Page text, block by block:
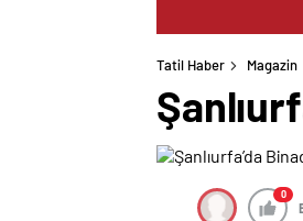
Tatil Haber Magazin
0